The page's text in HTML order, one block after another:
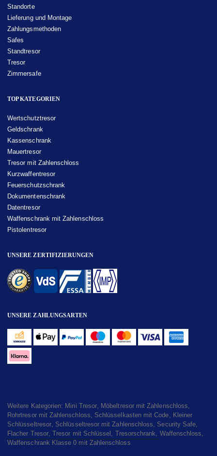
Standorte
Lieferung und Montage
Zahlungsmethoden
Safes
Standtresor
Tresor
Zimmersafe
TOP KATEGORIEN
Wertschutztresor
Geldschrank
Kassenschrank
Mauertresor
Tresor mit Zahlenschloss
Kurzwaffentresor
Feuerschutzschrank
Dokumentenschrank
Datentresor
Waffenschrank mit Zahlenschloss
Pistolentresor
UNSERE ZERTIFIZIERUNGEN
UNSERE ZAHLUNGSARTEN
Weitere Kategorien: Mini Tresor, Möbeltresor mit Zahlenschloss,
Rohrtresor mit Zahlenschloss, Schlüsselkasten mit Code, Kleiner
Schlüsseltresor, Schlüsseltresor mit Zahlenschloss, Security Safe,
Flacher Tresor,Tresor mit Schlüssel , Tresorschrank, Waffenschloss,
Waffenschrank Klasse 0 mit Zahlenschloss